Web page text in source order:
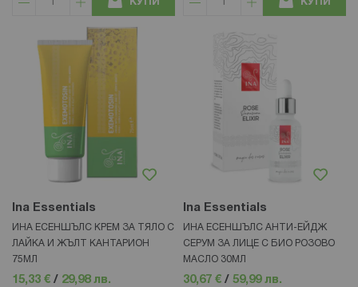
КУПИ КУПИ
Ina Essentials
ИНА ЕСЕНШЪЛС КРЕМ ЗА ТЯЛО С
ЛАЙКА И ЖЪЛТ КАНТАРИОН
75МЛ
15,33 € / 29,98 лв.
Ina Essentials
ИНА ЕСЕНШЪЛС АНТИ-ЕЙДЖ
СЕРУМ ЗА ЛИЦЕ С БИО РОЗОВО
МАСЛО 30МЛ
30,67 € / 59,99 лв.